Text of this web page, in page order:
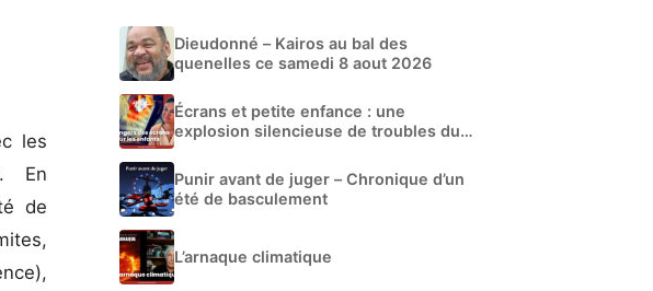
les
En
de
Dieudonné – Kairos au bal des
quenelles ce samedi 8 aout 2026
Écrans et petite enfance : une
explosion silencieuse de troubles du
Punir avant de juger – Chronique d’un
été de basculement
L’arnaque climatique